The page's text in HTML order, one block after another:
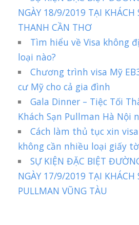
NGÀY 18/9/2019 TẠI KHÁCH
THANH CẦN THƠ
Tìm hiểu về Visa không
loại nào?
Chương trình visa Mỹ
cư Mỹ cho cả gia đình
Gala Dinner – Tiệc Tối
Khách Sạn Pullman Hà Nội
Cách làm thủ tục xin
không cần nhiều loại giấy tờ
SỰ KIỆN ĐẶC BIỆT
NGÀY 17/9/2019 TẠI KHÁCH
PULLMAN VŨNG TÀU